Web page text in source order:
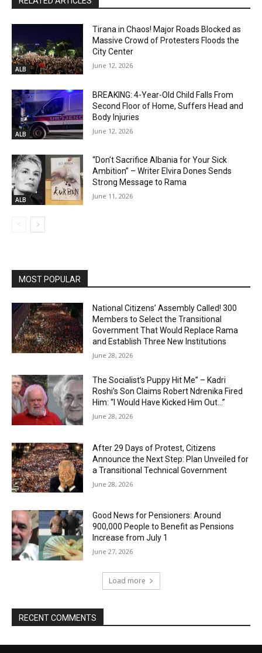
ALB
Tirana in Chaos! Major Roads Blocked as
Massive Crowd of Protesters Floods the
City Center
June 12, 2026
ALB
BREAKING: 4-Year-Old Child Falls From
Second Floor of Home, Suffers Head and
Body Injuries
June 12, 2026
ALB
“Don’t Sacrifice Albania for Your Sick
Ambition” – Writer Elvira Dones Sends
Strong Message to Rama
June 11, 2026
MOST POPULAR
National Citizens’ Assembly Called! 300
Members to Select the Transitional
Government That Would Replace Rama
and Establish Three New Institutions
June 28, 2026
The Socialist’s Puppy Hit Me” – Kadri
Roshi’s Son Claims Robert Ndrenika Fired
Him: “I Would Have Kicked Him Out…”
June 28, 2026
After 29 Days of Protest, Citizens
Announce the Next Step: Plan Unveiled for
a Transitional Technical Government
June 28, 2026
Good News for Pensioners: Around
900,000 People to Benefit as Pensions
Increase from July 1
June 27, 2026
Load more
RECENT COMMENTS